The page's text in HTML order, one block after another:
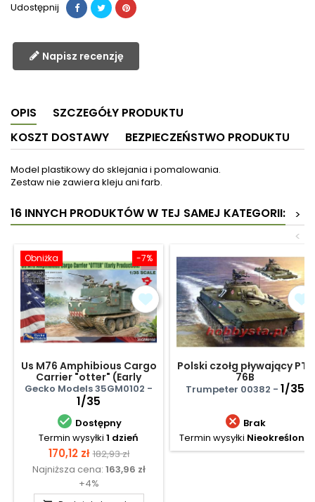
Udostępnij
Napisz recenzję
OPIS
SZCZEGÓŁY PRODUKTU
KOSZT DOSTAWY
BEZPIECZEŃSTWO PRODUKTU
Model plastikowy do sklejania i pomalowania.
Zestaw nie zawiera kleju ani farb.
16 INNYCH PRODUKTÓW W TEJ SAMEJ KATEGORII:
>
<
-7%
Obniżka
Us M76 Amphibious Cargo
Carrier "otter" (Early
Production)
Gecko Models 35GM0102 -
1/35
 Dostępny
Termin wysyłki 1 dzień
Cena
170,12 zł Cena
podstawowa
182,93 zł
Najniższa cena: 163,96 zł
+4%
Polski czołg pływający PT-
76B
Trumpeter 00382 - 1/35
 Brak
Termin wysyłki Nieokreślony